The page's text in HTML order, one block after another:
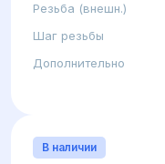
Резьба (внешн.)
Шаг резьбы
Дополнительно
В наличии